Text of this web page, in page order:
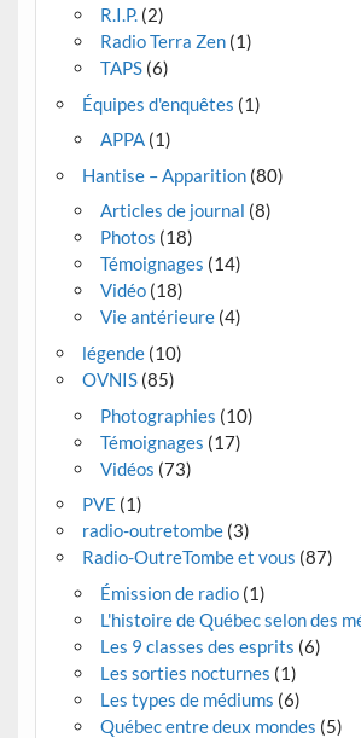
R.I.P.(2)
Radio Terra Zen(1)
TAPS(6)
Équipes d'enquêtes (1)
APPA(1)
Hantise – Apparition(80)
Articles de journal (8)
Photos (18)
Témoignages (14)
Vidéo(18)
Vie antérieure(4)
légende(10)
OVNIS(85)
Photographies (10)
Témoignages (17)
Vidéos (73)
PVE (1)
radio-outretombe(3)
Radio-OutreTombe et vous (87)
Émission de radio(1)
L'histoire de Québec selon des
Les 9 classes des esprits (6)
Les sorties nocturnes (1)
Les types de médiums (6)
Québec entre deux mondes (5)